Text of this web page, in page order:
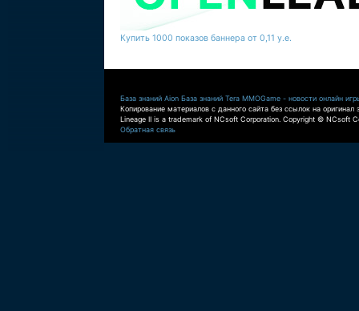
Купить 1000 показов баннера от 0,11 у.е.
База знаний Aion База знаний Tera MMOGame - новости онлайн
Копирование материалов с данного сайта без ссылок на оригинал
Lineage II is a trademark of NCsoft Corporation. Copyright © NCsoft
Обратная связь